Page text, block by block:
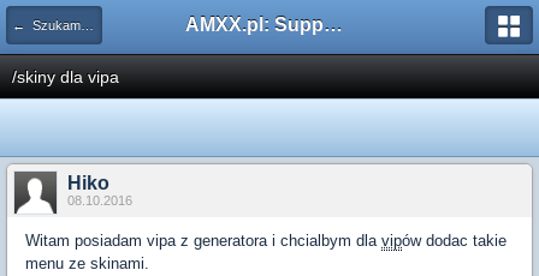
← Szukam pluginu AMXX.pl: Support AMX Mod X i SourceMod
/skiny dla vipa
Hiko
08.10.2016
Witam posiadam vipa z generatora i chcialbym dla vipów dodac takie
menu ze skinami.